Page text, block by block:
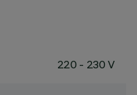
220 - 230 V